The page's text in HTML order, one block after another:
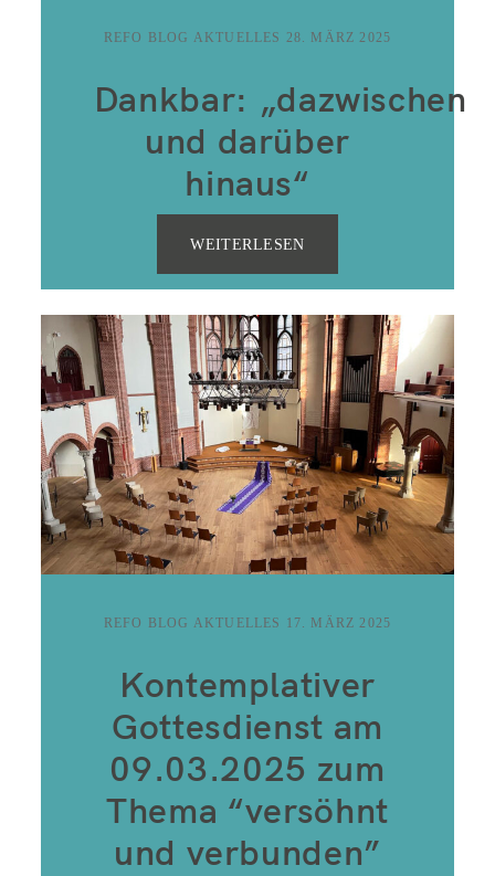
REFO BLOG AKTUELLES 28. MÄRZ 2025
Dankbar: „dazwischen
und darüber
hinaus“
WEITERLESEN
REFO BLOG AKTUELLES 17. MÄRZ 2025
Kontemplativer
Gottesdienst am
09.03.2025 zum
Thema “versöhnt
und verbunden”